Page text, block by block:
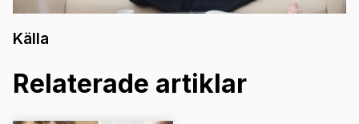
Källa
Relaterade artiklar